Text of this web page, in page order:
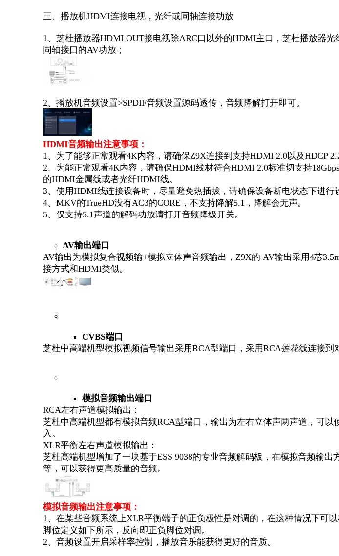
三、播放机HDMI连接电视，光纤或同轴连接功放
1、芝杜播放器HDMI OUT接电视除ARC口以外的HDMI主口，芝杜播放器
同轴接口的AV功放；
2、播放机音频设置>SPDIF音频设置源码透传，音频降解打开即可。
HDMI音频输出注意事项：
1、为了能够正常观看4K内容，请确保Z9X连接到支持HDMI 2.0以及HDCP
2、为能正常观看4K内容，请确保HDMI线材符合HDMI 2.0标准切支持
的HDMI金属线或者光纤HDMI线。
3、使用HDMI线连接设备时，尽量避免热插拔，请确保设备断电状态下进行
4、MKV的TrueHD没有AC3的CORE，不支持降解5.1，降解会无声。
5、仅支持5.1声道的解码功放请打开音频降级开关。
AV输出端口
AV输出为模拟复合视频输+模拟立体声音频输出，Z9X的 AV输出采用4芯
接方式和HDMI类似。
CVBS端口
芝杜中高端机型模拟视频信号输出采用RCA型端口，采用RCA莲花线连接到
模拟音频输出端口
RCA左右声道模拟输出：
芝杜中高端机型都有模拟音频RCA型端口，输出为左右立体声两声道，可
入。
XLR平衡左右声道模拟输出：
芝杜高端机型增加了一块基于ESS 9038的专业音频解码板，在模拟音频输
等，可以获得更高质量的音频。
模拟音频输出注意事项：
1、在某些音频系统上XLR平衡端子的正负极性是对调的，在这种情况下可
脚位定义如下所示，反向即正负脚位对调。
2、音频设置开启采样率控制，播放音乐能获得更好的音质。